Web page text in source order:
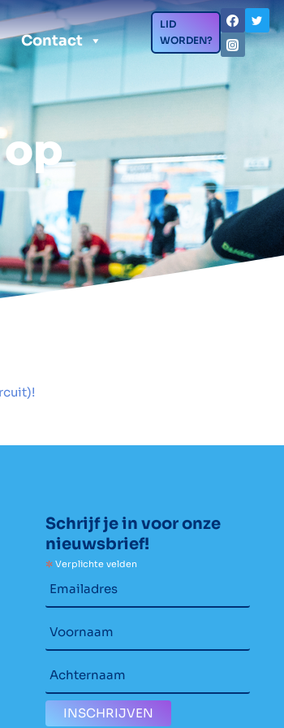
Contact
LID
WORDEN?
Schrijf je in voor onze
nieuwsbrief!
* Verplichte velden